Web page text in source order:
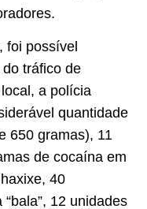
foi possível
tráfico de
a polícia
quantidade
650 gramas), 11
de cocaína em
40
12 unidades